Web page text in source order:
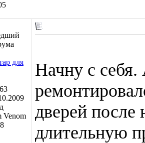
Venom
Начну с себя.
дверей после
длительную